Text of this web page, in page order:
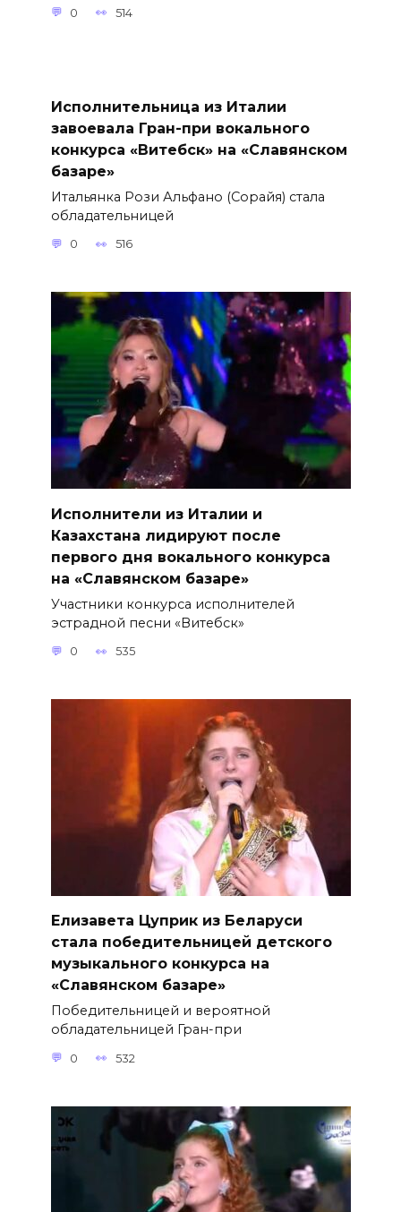
0 514
Исполнительница из Италии
завоевала Гран-при вокального
конкурса «Витебск» на «Славянском
базаре»
Итальянка Рози Альфано (Сорайя) стала
обладательницей
0 516
Исполнители из Италии и
Казахстана лидируют после
первого дня вокального конкурса
на «Славянском базаре»
Участники конкурса исполнителей
эстрадной песни «Витебск»
0 535
Елизавета Цуприк из Беларуси
стала победительницей детского
музыкального конкурса на
«Славянском базаре»
Победительницей и вероятной
обладательницей Гран-при
0 532